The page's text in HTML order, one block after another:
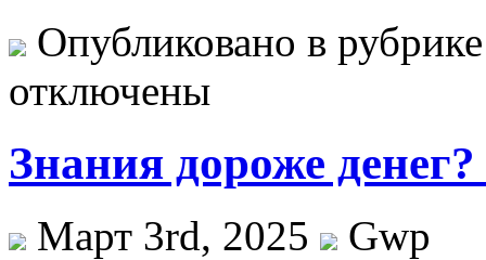
Опубликовано в
отключены
Знания дороже
Март 3rd, 2025
Gwp